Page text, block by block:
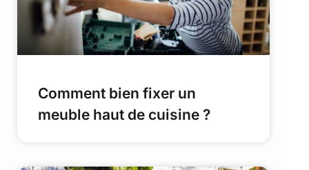
Comment bien fixer un
meuble haut de cuisine ?